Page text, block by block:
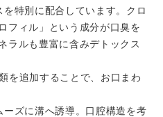
特別に配合しています。クロ
フィル」という成分が口臭を
ラルも豊富に含みデトックス
を追加することで、お口まわ
ズに溝へ誘導。口腔構造を考